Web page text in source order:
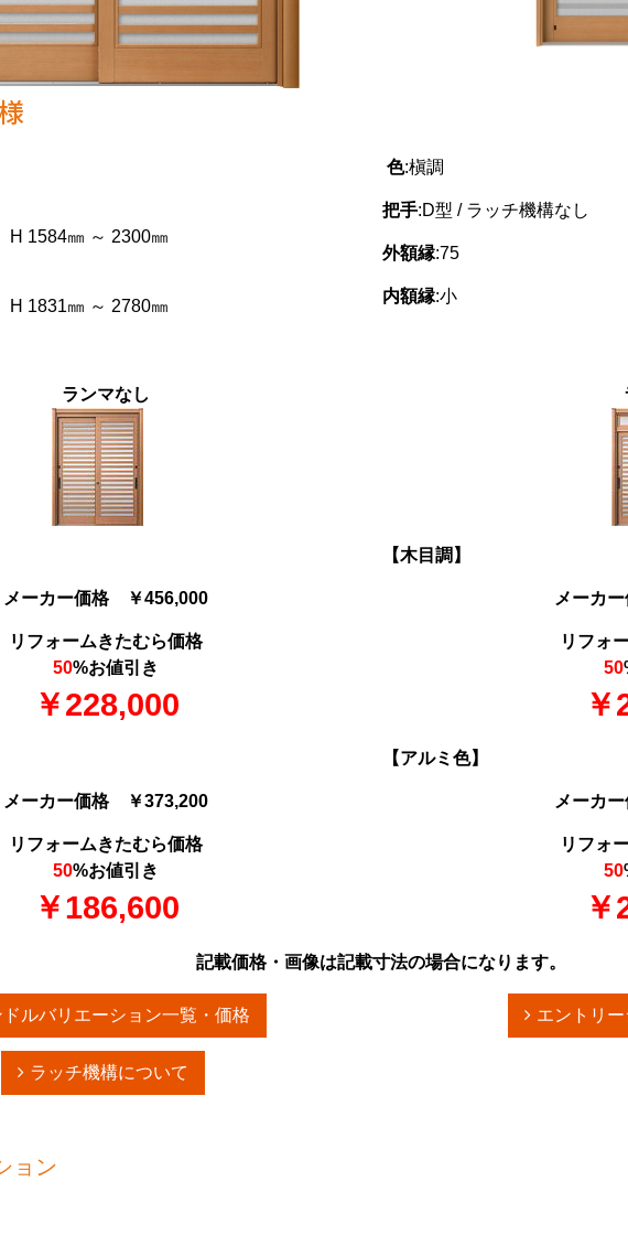
1584㎜ ～ 2300㎜
1831㎜ ～ 2780㎜
色:槇調
把手:D型 / ラッチ機構なし
外額縁:75
内額縁:小
ランマなし
メーカー価格 ￥456,000
リフォームきたむら価格
50%お値引き
￥228,000
メーカー価格 ￥373,200
リフォームきたむら価格
50%お値引き
￥186,600
【木目調】
メーカ
リフォ
50
￥
【アルミ色】
メーカ
リフォ
50
￥
記載価格・画像は記載寸法の場合になります。
ルバリエーション一覧・価格 エントリ
ラッチ機構について
ョン